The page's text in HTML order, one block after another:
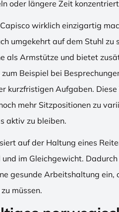
oder längere Zeit
wirklich einzigartig
umgekehrt auf dem Stuhl zu
als Armstütze und bietet
Beispiel bei
kurzfristigen Aufgaben.
mehr Sitzpositionen zu
aktiv zu bleiben.
auf der Haltung eines
im Gleichgewicht.
gesunde Arbeitshaltung ein,
müssen.